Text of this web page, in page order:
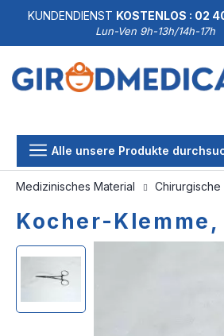
KUNDENDIENST KOSTENLOS : 02
Lun-Ven 9h-13h/14h-17h
Alle unsere Produkte
Medizinisches Material Chirurgische
Kocher-
Skip
of
Skip
of